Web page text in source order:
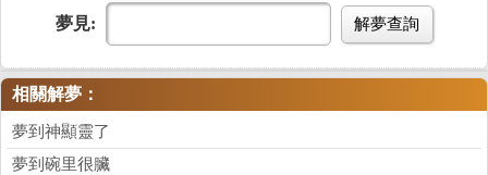
夢見: 解夢查詢
相關解夢：
夢到神顯靈了
夢到碗里很臟